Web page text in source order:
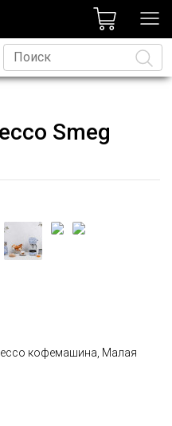
Smeg
кофемашина, Малая